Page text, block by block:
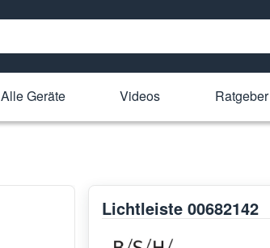
Alle Geräte Videos Ratgeber
Lichtleiste 00682142